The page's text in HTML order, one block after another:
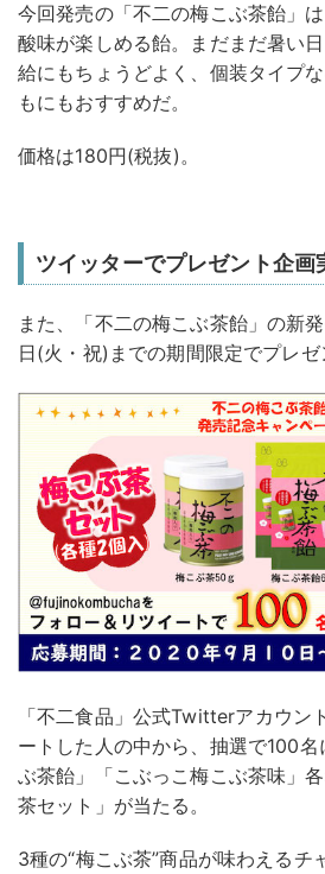
今回発売の「不二の梅こぶ茶飴」
酸味が楽しめる飴。まだまだ暑い
給にもちょうどよく、個装タイプ
もにもおすすめだ。
価格は180円(税抜)。
ツイッターでプレゼント企画
また、「不二の梅こぶ茶飴」の新
日(火・祝)までの期間限定でプレゼ
「不二食品」公式Twitterアカウン
ートした人の中から、抽選で100名
ぶ茶飴」「こぶっこ梅こぶ茶味」
茶セット」が当たる。
3種の“梅こぶ茶”商品が味わえるチ